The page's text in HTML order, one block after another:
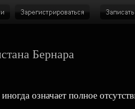
Бернара
означает полное